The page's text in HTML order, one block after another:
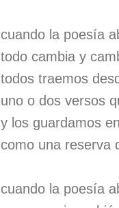
cuando la poesía
todo cambia y
todos traemos
uno o dos versos
y los guardamos
como una reserva
cuando la poesía